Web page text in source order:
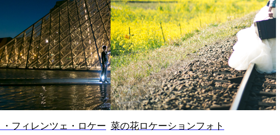
菜の花ロケーションフォト